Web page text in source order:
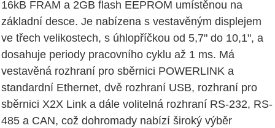
16kB FRAM a 2GB flash EEPROM umístěnou na
základní desce. Je nabízena s vestavěným displejem
ve třech velikostech, s úhlopříčkou od 5,7" do 10,1", a
dosahuje periody pracovního cyklu až 1 ms. Má
vestavěná rozhraní pro sběrnici POWERLINK a
standardní Ethernet, dvě rozhraní USB, rozhraní pro
sběrnici X2X Link a dále volitelná rozhraní RS-232, RS-
485 a CAN, což dohromady nabízí široký výběr